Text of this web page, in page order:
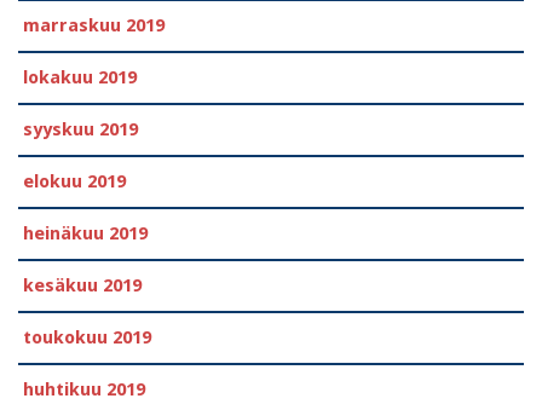
marraskuu 2019
lokakuu 2019
syyskuu 2019
elokuu 2019
heinäkuu 2019
kesäkuu 2019
toukokuu 2019
huhtikuu 2019